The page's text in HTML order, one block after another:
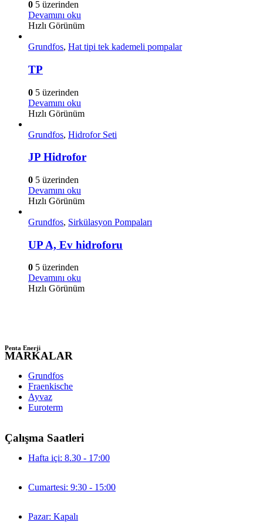
0 5 üzerinden
Devamını oku
Hızlı Görünüm
Grundfos, Hat tipi tek kademeli pompalar
TP
0 5 üzerinden
Devamını oku
Hızlı Görünüm
Grundfos, Hidrofor Seti
JP Hidrofor
0 5 üzerinden
Devamını oku
Hızlı Görünüm
Grundfos, Sirkülasyon Pompaları
UP A, Ev hidroforu
0 5 üzerinden
Devamını oku
Hızlı Görünüm
Penta Enerji
MARKALAR
Grundfos
Fraenkische
Ayvaz
Euroterm
Çalışma Saatleri
Hafta içi: 8.30 - 17:00
Cumartesi: 9:30 - 15:00
Pazar: Kapalı